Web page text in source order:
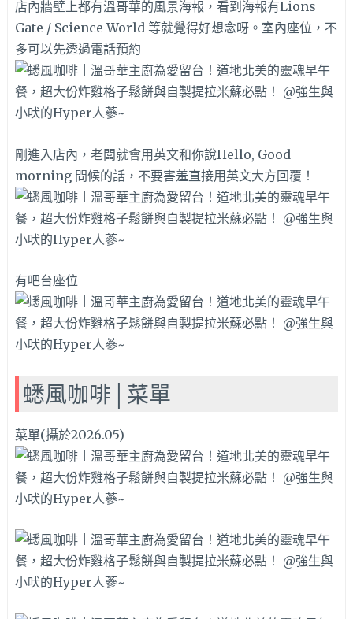
店內牆壁上都有溫哥華的風景海報，看到海報有Lions
Gate / Science World 等就覺得好想念呀。室內座位，不
多可以先透過電話預約
剛進入店內，老闆就會用英文和你說Hello, Good
morning 問候的話，不要害羞直接用英文大方回覆！
有吧台座位
蟋風咖啡│菜單
菜單(攝於2026.05)